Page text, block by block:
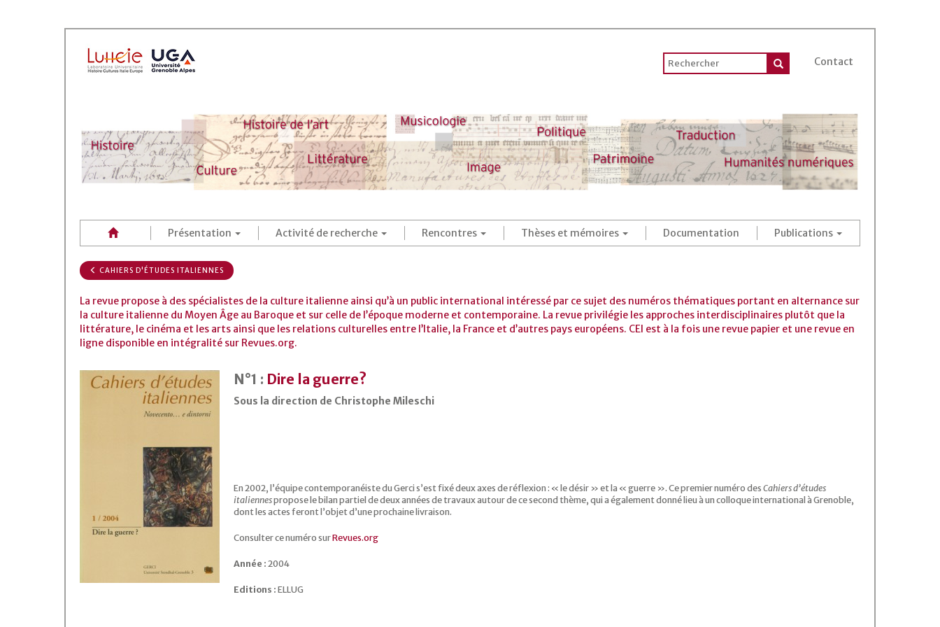
Contact
Présentation Activité de recherche Rencontres Thèses et mémoires Documentation Publications
CAHIERS D'ÉTUDES ITALIENNES
La revue propose à des spécialistes de la culture italienne ainsi qu’à un public international intéressé par ce sujet des numéros thématiques portant en alternance sur
la culture italienne du Moyen Âge au Baroque et sur celle de l’époque moderne et contemporaine. La revue privilégie les approches interdisciplinaires plutôt que la
littérature, le cinéma et les arts ainsi que les relations culturelles entre l’Italie, la France et d’autres pays européens. CEI est à la fois une revue papier et une revue en
ligne disponible en intégralité sur Revues.org.
N°1 : Dire la guerre?
Sous la direction de Christophe Mileschi
En 2002, l’équipe contemporanéiste du Gerci s’est fixé deux axes de réflexion : « le désir » et la « guerre ». Ce premier numéro des Cahiers d’études
italiennespropose le bilan partiel de deux années de travaux autour de ce second thème, qui a également donné lieu à un colloque international à Grenoble,
dont les actes feront l’objet d’une prochaine livraison.
Consulter ce numéro surRevues.org
Année : 2004
Editions : ELLUG